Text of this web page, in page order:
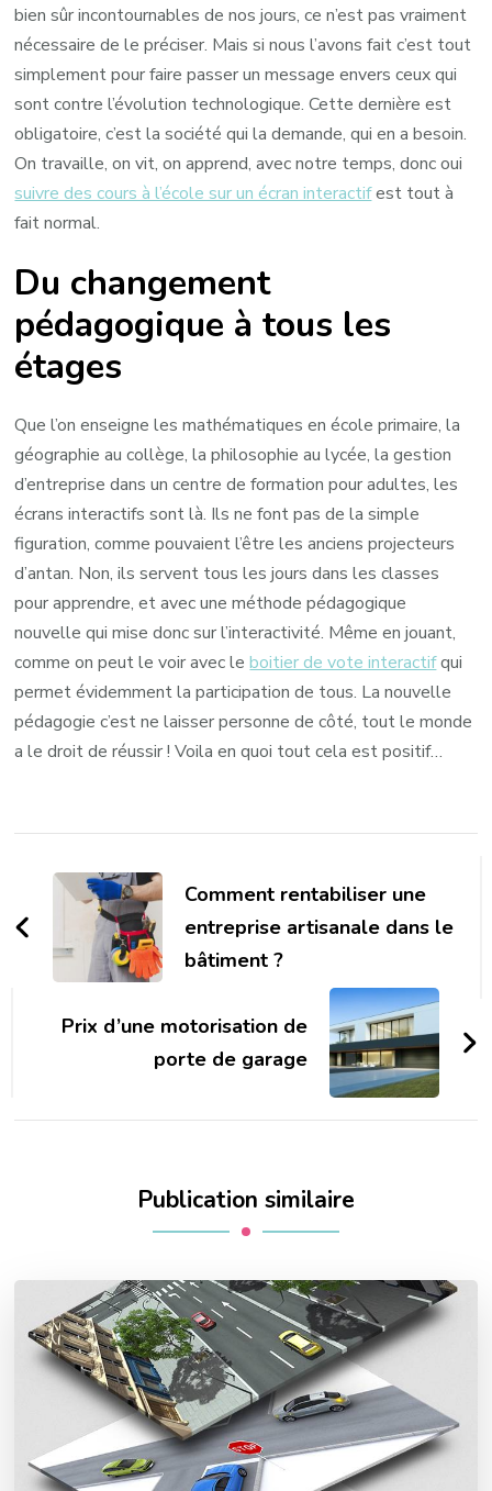
bien sûr incontournables de nos jours, ce n’est pas vraiment
nécessaire de le préciser. Mais si nous l’avons fait c’est tout
simplement pour faire passer un message envers ceux qui
sont contre l’évolution technologique. Cette dernière est
obligatoire, c’est la société qui la demande, qui en a besoin.
On travaille, on vit, on apprend, avec notre temps, donc oui
suivre des cours à l’école sur un écran interactifest tout à
fait normal.
Du changement
pédagogique à tous les
étages
Que l’on enseigne les mathématiques en école primaire, la
géographie au collège, la philosophie au lycée, la gestion
d’entreprise dans un centre de formation pour adultes, les
écrans interactifs sont là. Ils ne font pas de la simple
figuration, comme pouvaient l’être les anciens projecteurs
d’antan. Non, ils servent tous les jours dans les classes
pour apprendre, et avec une méthode pédagogique
nouvelle qui mise donc sur l’interactivité. Même en jouant,
comme on peut le voir avec leboitier de vote interactifqui
permet évidemment la participation de tous. La nouvelle
pédagogie c’est ne laisser personne de côté, tout le monde
a le droit de réussir ! Voila en quoi tout cela est positif…
d'article
Comment rentabiliser une
entreprise artisanale dans le
bâtiment ?
Prix d’une motorisation de
porte de garage
Publication similaire